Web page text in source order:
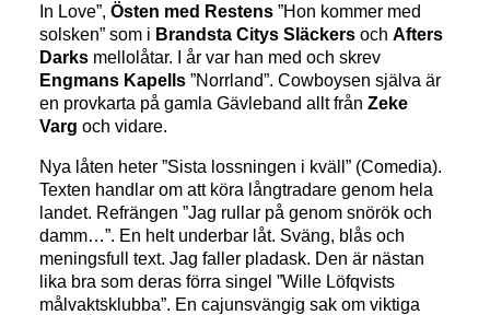
In Love”,Östen med Restens ”Hon kommer med
solsken” som i Brandsta Citys Släckers ochAfters
Darks mellolåtar. I år var han med och skrev
Engmans Kapells ”Norrland”. Cowboysen själva är
en provkarta på gamla Gävleband allt frånZeke
Varg och vidare.
Nya låten heter ”Sista lossningen i kväll” (Comedia).
Texten handlar om att köra långtradare genom hela
landet. Refrängen ”Jag rullar på genom snörök och
damm…”. En helt underbar låt. Sväng, blås och
meningsfull text. Jag faller pladask. Den är nästan
lika bra som deras förra singel ”Wille Löfqvists
målvaktsklubba”. En cajunsvängig sak om viktiga